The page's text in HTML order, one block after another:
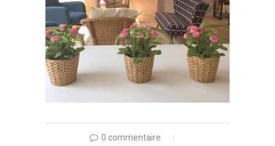
0 commentaire